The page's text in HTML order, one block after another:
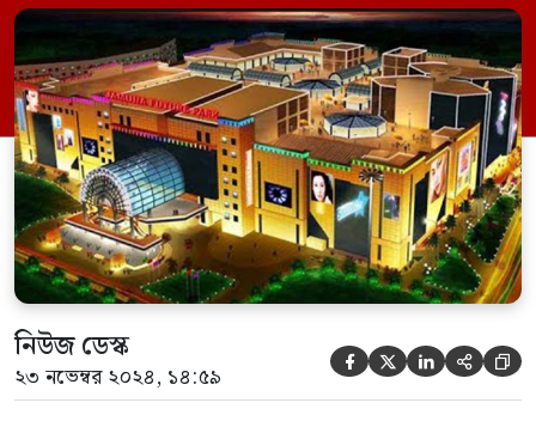
করে সড়কের দুপাশে তীব্র যানজটের সৃষ্টি হয়।
ফলে ভোগান্তিতে পড়তে হয়েছে যানবাহনের
চালক ও যাত্রীদের। পরে অবশ্য দুপুর ১টা ২০
মিনিটের […]
নিউজ ডেস্ক
২৩ নভেম্বর ২০২৪, ১৪:৫৯     